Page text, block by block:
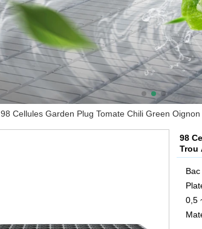
98 Cellules Garden Plug Tomate Chili Green
98
Trou
0,5